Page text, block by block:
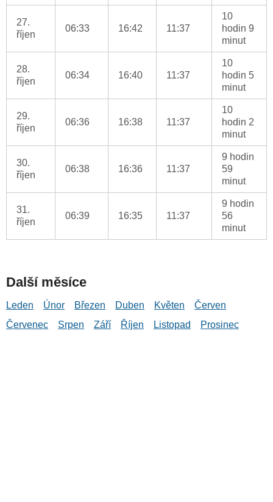
27.
říjen
06:33 16:42 11:37
10
hodin 9
minut
28.
říjen
06:34 16:40 11:37
10
hodin 5
minut
29.
říjen
06:36 16:38 11:37
10
hodin 2
minut
30.
říjen
06:38 16:36 11:37
9 hodin
59
minut
31.
říjen
06:39 16:35 11:37
9 hodin
56
minut
Další měsíce
Leden Únor Březen Duben Květen
Červen
Červenec
Srpen Září Říjen Listopad Prosinec